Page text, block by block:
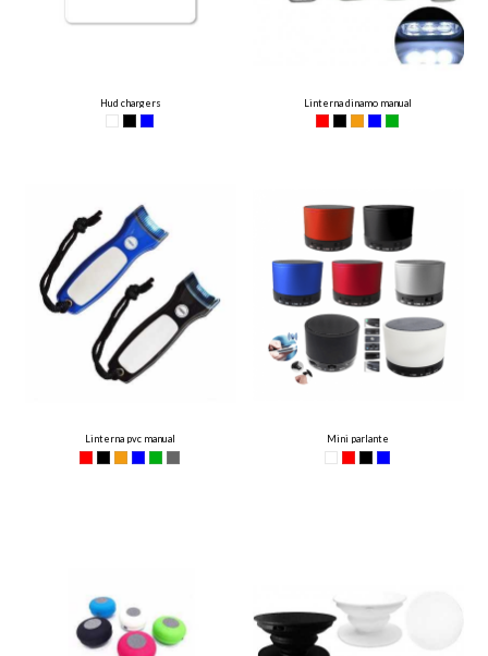
Hud chargers Linterna dinamo manual
Linterna pvc manual Mini parlante